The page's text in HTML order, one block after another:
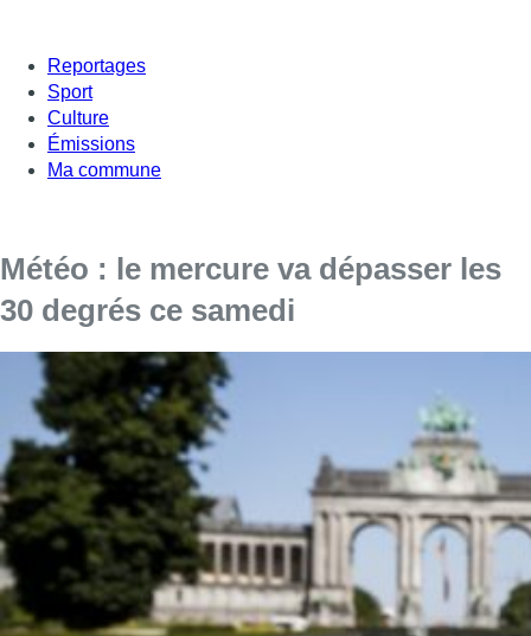
Reportages
Sport
Culture
Émissions
Ma commune
Météo : le mercure va dépasser les
30 degrés ce samedi